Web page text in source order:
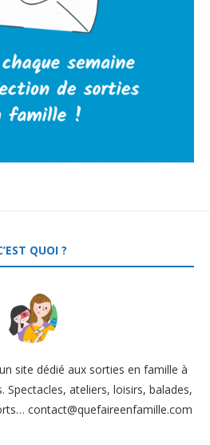
QUOI ?
site dédié aux sorties en famille à
Spectacles, ateliers, loisirs, balades,
contact@quefaireenfamille.com